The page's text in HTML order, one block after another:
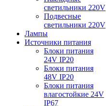
светильники 220V
Подвесные
светильники 220V
Лампы
Источники питания
Блоки питания
24V IP20
Блоки питания
48V IP20
Блоки питания
влагостойкие 24V
IP67